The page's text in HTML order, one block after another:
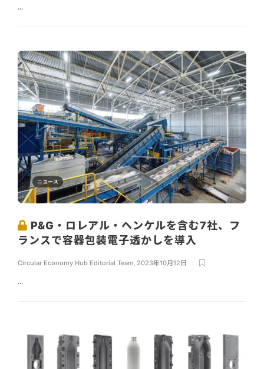
...
ニュース
P&G・ロレアル・ヘンケルを含む7社、フ
ランスで容器包装電子透かしを導入
Circular Economy Hub Editorial Team 2023年10月12日
...